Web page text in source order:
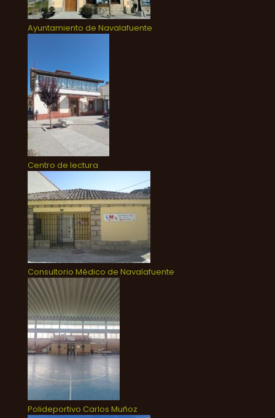
Ayuntamiento de Navalafuente
Centro de lectura
Consultorio Médico de Navalafuente
Polideportivo Carlos Muñoz